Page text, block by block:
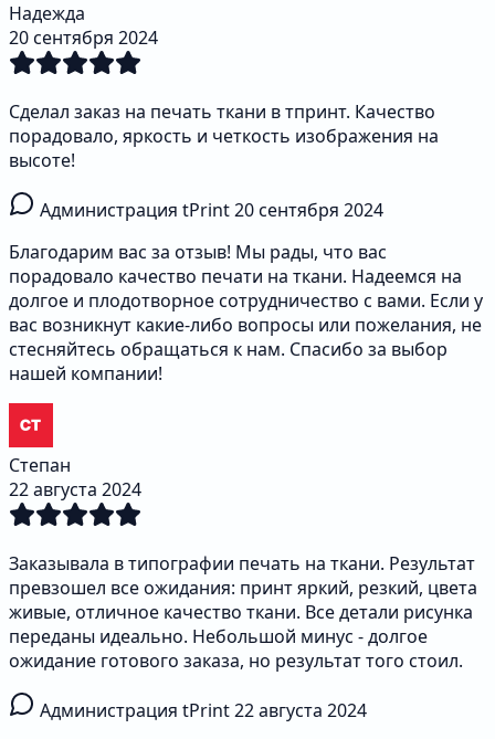
Надежда
20 сентября 2024
Сделал заказ на печать ткани в тпринт. Качество
порадовало, яркость и четкость изображения на
высоте!
Администрация tPrint20 сентября 2024
Благодарим вас за отзыв! Мы рады, что вас
порадовало качество печати на ткани. Надеемся на
долгое и плодотворное сотрудничество с вами. Если у
вас возникнут какие-либо вопросы или пожелания, не
стесняйтесь обращаться к нам. Спасибо за выбор
нашей компании!
Степан
22 августа 2024
Заказывала в типографии печать на ткани. Результат
превзошел все ожидания: принт яркий, резкий, цвета
живые, отличное качество ткани. Все детали рисунка
переданы идеально. Небольшой минус - долгое
ожидание готового заказа, но результат того стоил.
Администрация tPrint22 августа 2024